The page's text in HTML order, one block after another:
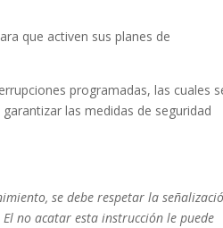
que activen sus planes de
programadas, las cuales
las medidas de seguridad
se debe respetar la
no acatar esta instrucción le puede